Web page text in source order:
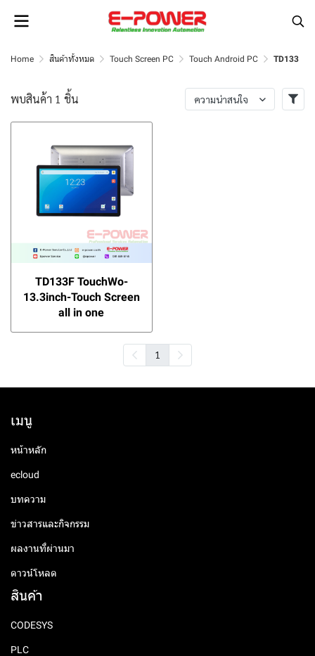
Home สินค้าทั้งหมด Touch Screen PC Touch Android PC TD133
พบสินค้า 1 ชิ้น ความน่าสนใจ
TD133F TouchWo-
13.3inch-Touch Screen
all in one
1
เมนู
หน้าหลัก
ecloud
บทความ
ข่าวสารและกิจกรรม
ผลงานที่ผ่านมา
ดาวน์โหลด
สินค้า
CODESYS
PLC